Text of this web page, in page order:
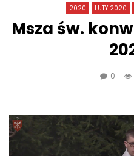
2020 LUTY 2020
Msza św.
0